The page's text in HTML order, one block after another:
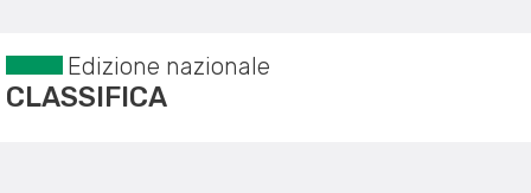
Edizione nazionale
CLASSIFICA